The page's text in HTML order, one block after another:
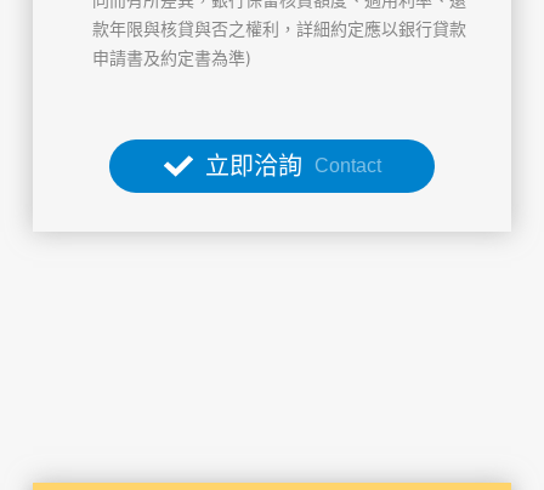
款年限與核貸與否之權利，詳細約定應以銀行貸款
申請書及約定書為準)
立即洽詢 Contact